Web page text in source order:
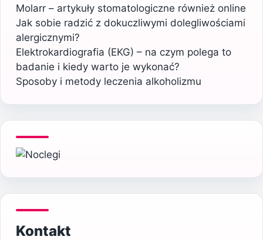
Molarr – artykuły stomatologiczne również online
Jak sobie radzić z dokuczliwymi dolegliwościami
alergicznymi?
Elektrokardiografia (EKG) – na czym polega to
badanie i kiedy warto je wykonać?
Sposoby i metody leczenia alkoholizmu
Kontakt